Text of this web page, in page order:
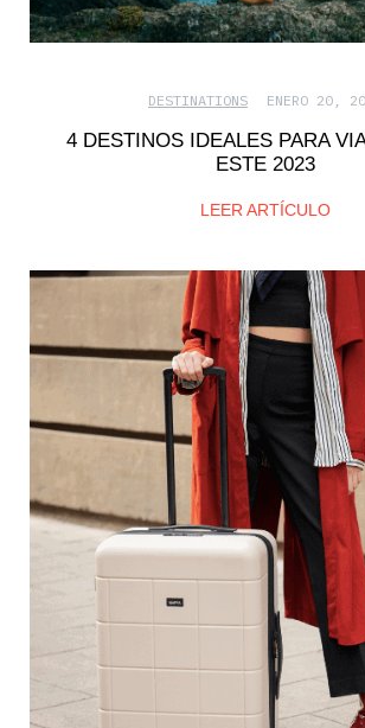
DESTINATIONS ENERO 20,
4 DESTINOS IDEALES PARA
ESTE 2023
LEER ARTÍCULO